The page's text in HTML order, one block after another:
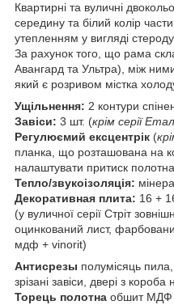
Квартирні та вуличні
середину та білий колір
утепленням у вигляді
За рахунок того, що рама
Авангард та Ультра), між
який є розривом містка
Ущільнення: 2 контури
Завіси: 3 шт. (крім серії
Регулюємий ексцентрік (
планка, що розташована на
налаштувати притиск
Тепло/звукоізоляція:
Декоративная плита: 16 +
(у вуличної серії Стріт
оцинкований лист,
мдф + vinorit)
Антисрезы полумісяць
зрізані завіси, двері з
Торець полотна обшит МДФ